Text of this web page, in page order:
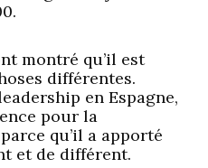
montré qu’il est
différentes.
en Espagne,
pour la
qu’il a apporté
et de différent.